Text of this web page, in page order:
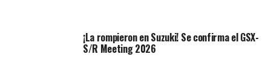
¡La rompieron en Suzuki! Se confirma el GSX-
S/R Meeting 2026